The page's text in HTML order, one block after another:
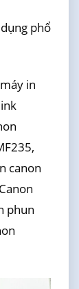
phổ
in
canon
phun